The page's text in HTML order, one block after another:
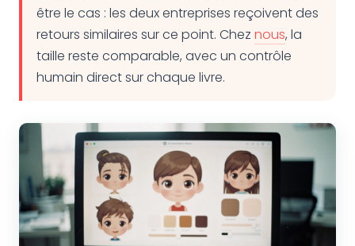
être le cas : les deux entreprises reçoivent des
retours similaires sur ce point. Chez nous, la
taille reste comparable, avec un contrôle
humain direct sur chaque livre.